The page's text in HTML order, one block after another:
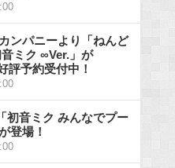
ンパニーより「ねんど
ミク ∞Ver.」が
評予約受付中！
初音ミク みんなでプー
登場！